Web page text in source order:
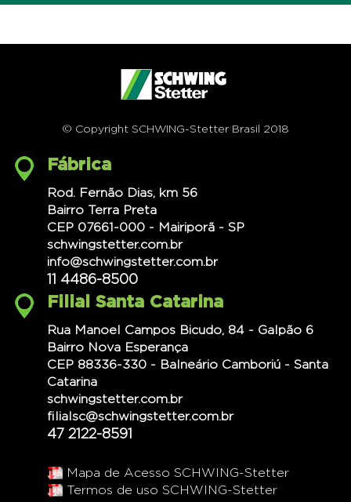
© Copyright SCHWING-Stetter Brasil 2018
Fábrica
Rod. Fernão Dias, km 56
Bairro Terra Preta
CEP 07661-000 - Mairiporã - SP
schwingstetter.com.br
info@schwingstetter.com.br
11 4486-8500
Filial Santa Catarina
Rua Manoel Campos Bicudo, 84 - Galpão 6
Bairro Nova Esperança
CEP 88336-330 - Balneário Camboriú - Santa
Catarina
schwingstetter.com.br
filialsc@schwingstetter.com.br
47 2122-8591
Mapa de Acesso SCHWING-Stetter
Termos de uso SCHWING-Stetter